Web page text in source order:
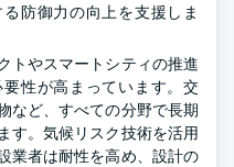
防御力の向上を支援しま
トやスマートシティの推進
性が高まっています。交
など、すべての分野で長期
す。気候リスク技術を活用
業者は耐性を高め、設計の